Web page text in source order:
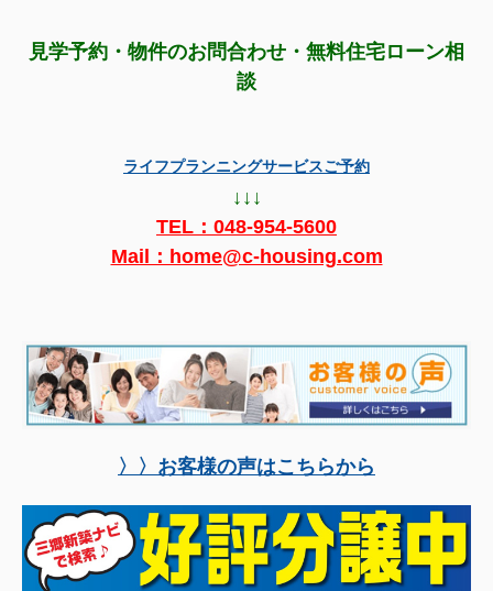
見学予約・物件のお問合わせ・無料住宅ローン相
談
ライフプランニングサービスご予約
↓↓↓
TEL： 048-954-5600
Mail：home@c-housing.com
〉〉お客様の声はこちらから